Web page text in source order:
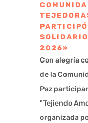
2026»
Con alegría
de la
Paz
"Tejiendo
organizada